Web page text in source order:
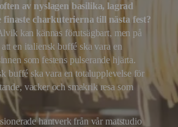
av nyslagen basilika, lagrad
finaste charkuterierna till nästa fest?
kan kännas förutsägbart, men på
en italiensk buffé ska vara en
som festens pulserande hjärta.
buffé ska vara en totalupplevelse för
vacker och smakrik resa som
hantverk från vår matstudio